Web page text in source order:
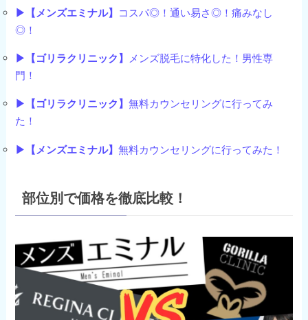
▶【メンズエミナル】
コスパ◎！通い易さ◎！痛みなし
◎！
▶【ゴリラクリニック】
メンズ脱毛に特化した！男性専
門！
▶【ゴリラクリニック】無料カウンセリングに行ってみ
た！
▶【メンズエミナル】無料カウンセリングに行ってみた！
部位別で価格を徹底比較！